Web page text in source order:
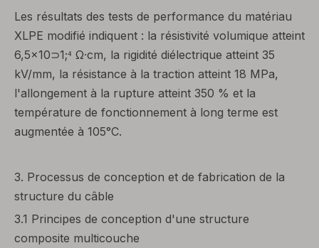
Les résultats des tests de performance du matériau
XLPE modifié indiquent : la résistivité volumique atteint
6,5×10⊃1;⁴ Ω·cm, la rigidité diélectrique atteint 35
kV/mm, la résistance à la traction atteint 18 MPa,
l'allongement à la rupture atteint 350 % et la
température de fonctionnement à long terme est
augmentée à 105°C.
3. Processus de conception et de fabrication de la
structure du câble
3.1 Principes de conception d'une structure
composite multicouche